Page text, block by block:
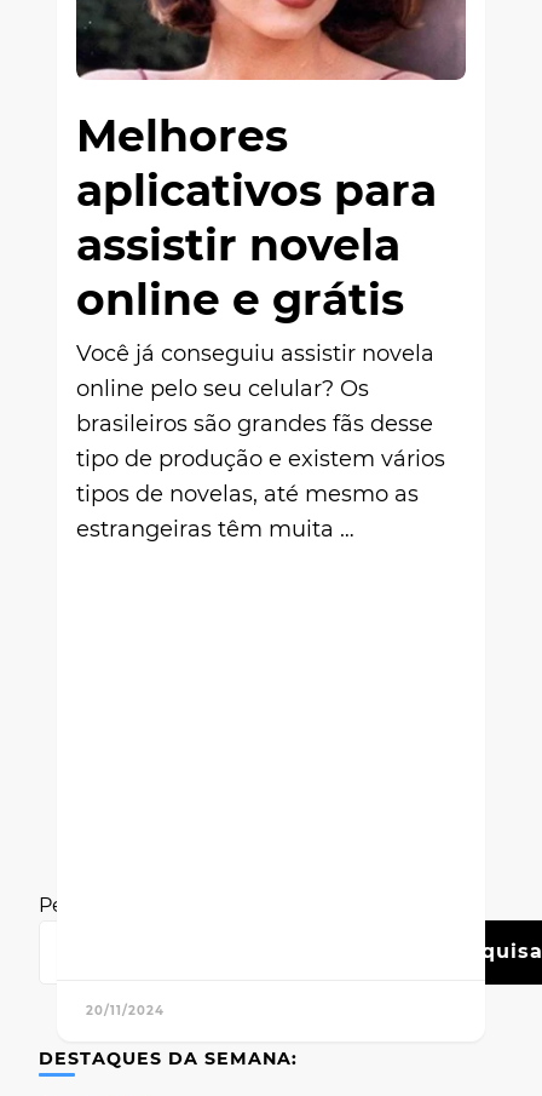
Melhores
aplicativos para
assistir novela
online e grátis
Você já conseguiu assistir novela
online pelo seu celular? Os
brasileiros são grandes fãs desse
tipo de produção e existem vários
tipos de novelas, até mesmo as
estrangeiras têm muita …
20/11/2024
Pesquisar
DESTAQUES DA SEMANA: